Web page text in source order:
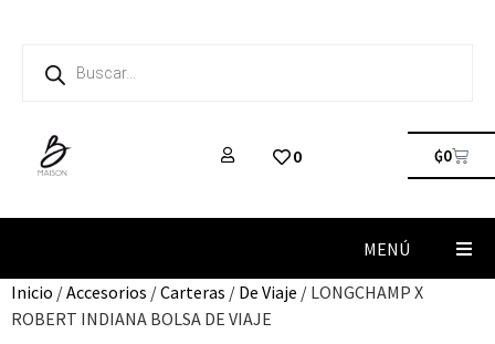
0 ₲0
MENÚ
Inicio /Accesorios /Carteras / De Viaje / LONGCHAMP X
ROBERT INDIANA BOLSA DE VIAJE